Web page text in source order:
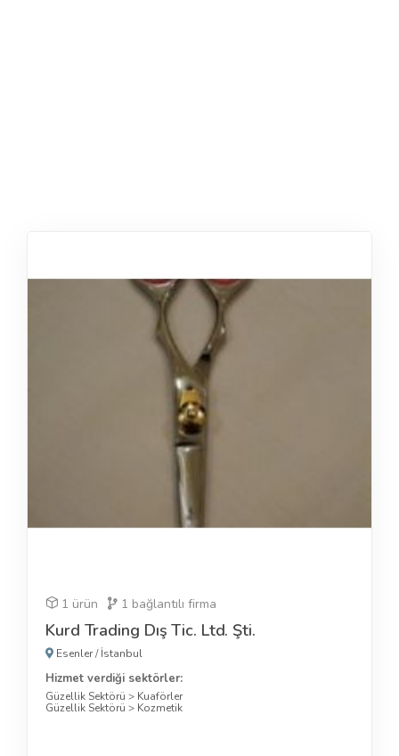
1 ürün 1 bağlantılı firma
Kurd Trading Dış Tic. Ltd. Şti.
Esenler/İstanbul
Hizmet verdiği sektörler:
Güzellik Sektörü > Kuaförler
Güzellik Sektörü > Kozmetik